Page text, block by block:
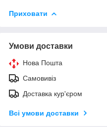
Приховати
Умови доставки
Нова Пошта
Самовивіз
Доставка кур'єром
Всі умови доставки